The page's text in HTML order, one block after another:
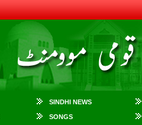
SINDHI NEWS
SONGS